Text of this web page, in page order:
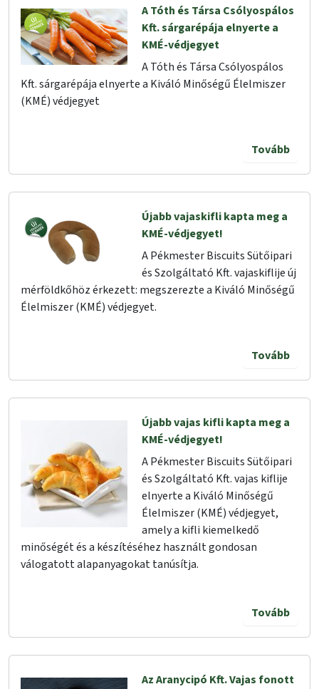
A Tóth és Társa Csólyospálos
Kft. sárgarépája elnyerte a
KMÉ-védjegyet
A Tóth és Társa Csólyospálos
Kft. sárgarépája elnyerte a Kiváló Minőségű Élelmiszer
(KMÉ) védjegyet
Tovább
Újabb vajaskifli kapta meg a
KMÉ-védjegyet!
A Pékmester Biscuits Sütőipari
és Szolgáltató Kft. vajaskiflije új
mérföldkőhöz érkezett: megszerezte a Kiváló Minőségű
Élelmiszer (KMÉ) védjegyet.
Tovább
Újabb vajas kifli kapta meg a
KMÉ-védjegyet!
A Pékmester Biscuits Sütőipari
és Szolgáltató Kft. vajas kiflije
elnyerte a Kiváló Minőségű
Élelmiszer (KMÉ) védjegyet,
amely a kifli kiemelkedő
minőségét és a készítéséhez használt gondosan
válogatott alapanyagokat tanúsítja.
Tovább
Az Aranycipó Kft. Vajas fonott